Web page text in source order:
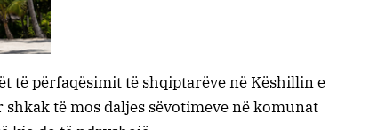
të përfaqësimit të shqiptarëve në Këshillin e
të mos daljes sëvotimeve në komunat